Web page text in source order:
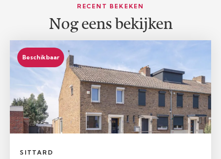
RECENT BEKEKEN
Nog eens bekijken
Beschikbaar
SITTARD